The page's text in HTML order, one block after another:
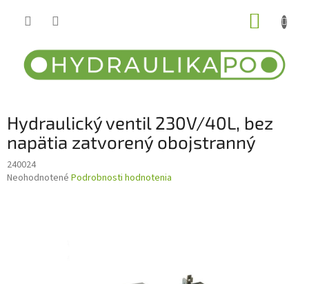
Hydraulický ventil 230V/40L, bez
napätia zatvorený obojstranný
240024
Priemerné
Neohodnotené Podrobnosti hodnotenia